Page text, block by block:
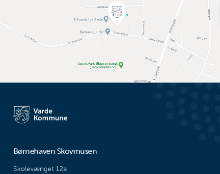
Børnehaven Skovmusen
Skolevænget 12a